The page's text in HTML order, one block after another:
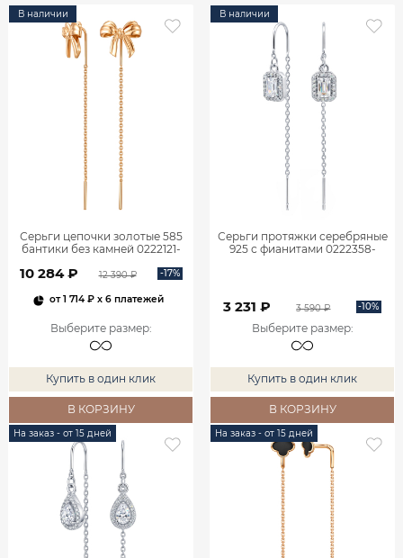
В наличии
Серьги цепочки золотые 585
бантики без камней 0222121-
10 284 ₽ 12 390 ₽ -17%
от1 714 ₽x 6 платежей
Выберите размер:
Купить в один клик
В КОРЗИНУ
В наличии
Серьги протяжки серебряные
925 с фианитами 0222358-
3 231 ₽ 3 590 ₽ -10%
Выберите размер:
Купить в один клик
В КОРЗИНУ
На заказ - от 15 дней На заказ - от 15 дней